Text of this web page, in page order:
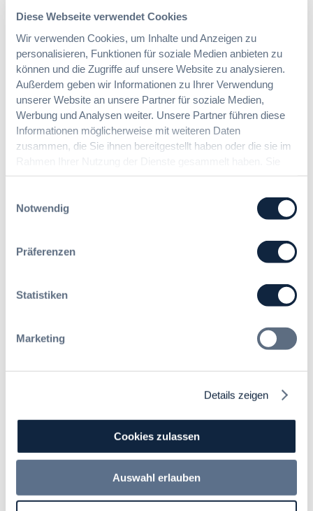
Diese Webseite verwendet Cookies
Wir verwenden Cookies, um Inhalte und Anzeigen zu
personalisieren, Funktionen für soziale Medien anbieten zu
können und die Zugriffe auf unsere Website zu analysieren.
Außerdem geben wir Informationen zu Ihrer Verwendung
unserer Website an unsere Partner für soziale Medien,
Werbung und Analysen weiter. Unsere Partner führen diese
Informationen möglicherweise mit weiteren Daten
zusammen, die Sie ihnen bereitgestellt haben oder die sie im
geben Einwilligung zu unseren Cookies, wenn Sie unsere
Notwendig
Präferenzen
Statistiken
Marketing
Details zeigen
Cookies zulassen
Auswahl erlauben
Dokumentation des Vergabeverfahrens:
Anforderungen und Bedeutung des
Vergabevermerks
Interne Prozessgestaltung und
Organisation auf Auftraggeber Seite:
Notwendigkeit der Implementierung von
Vergabemanagementsystemen
Akteneinsichtsrechte während und
außerhalb eines vergaberechtlichen
Ablauf und Verhalten der Vergabestelle
Als Inhouse-Schulung buchen
Passen Sie die Inhalte individuell an Ihre